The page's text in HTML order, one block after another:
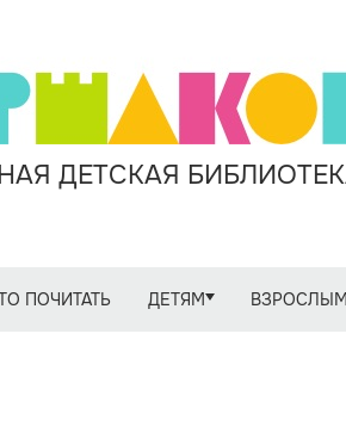
ДЕТСКАЯ
ПОЧИТАТЬ ДЕТЯМ